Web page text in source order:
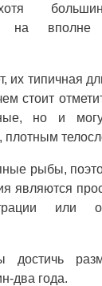
на
их типичная
стоит
но и
плотным
рыбы,
являются
или
достичь
два года.